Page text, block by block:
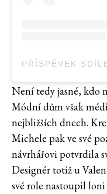
Není tedy jasné, kdo
Módní dům však
nejbližších dnech.
Michele pak ve své
návrhářovi potvrdila
Designér totiž u
své role nastoupil